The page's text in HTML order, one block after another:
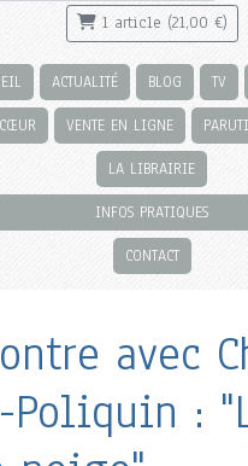
1 article (21,00 €)
ACTUALITÉ BLOG TV
VENTE EN LIGNE
LA LIBRAIRIE
INFOS PRATIQUES
CONTACT
avec
Poliquin :